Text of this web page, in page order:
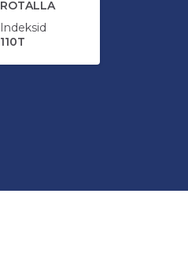
ROTALLA
Indeksid
110T